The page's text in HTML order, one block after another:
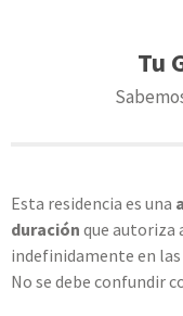
Tu
Esta residencia es una
duración que autoriza
indefinidamente en
No se debe confundir